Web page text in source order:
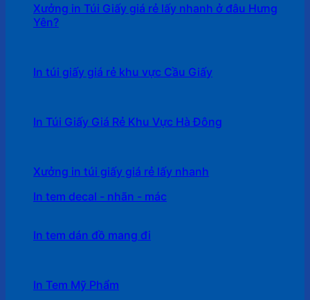
Xưởng in Túi Giấy giá rẻ lấy nhanh ở đâu Hưng
Yên?
In túi giấy giá rẻ khu vực Cầu Giấy
In Túi Giấy Giá Rẻ Khu Vực Hà Đông
Xưởng in túi giấy giá rẻ lấy nhanh
In tem decal - nhãn - mác
In tem dán đồ mang đi
In Tem Mỹ Phẩm